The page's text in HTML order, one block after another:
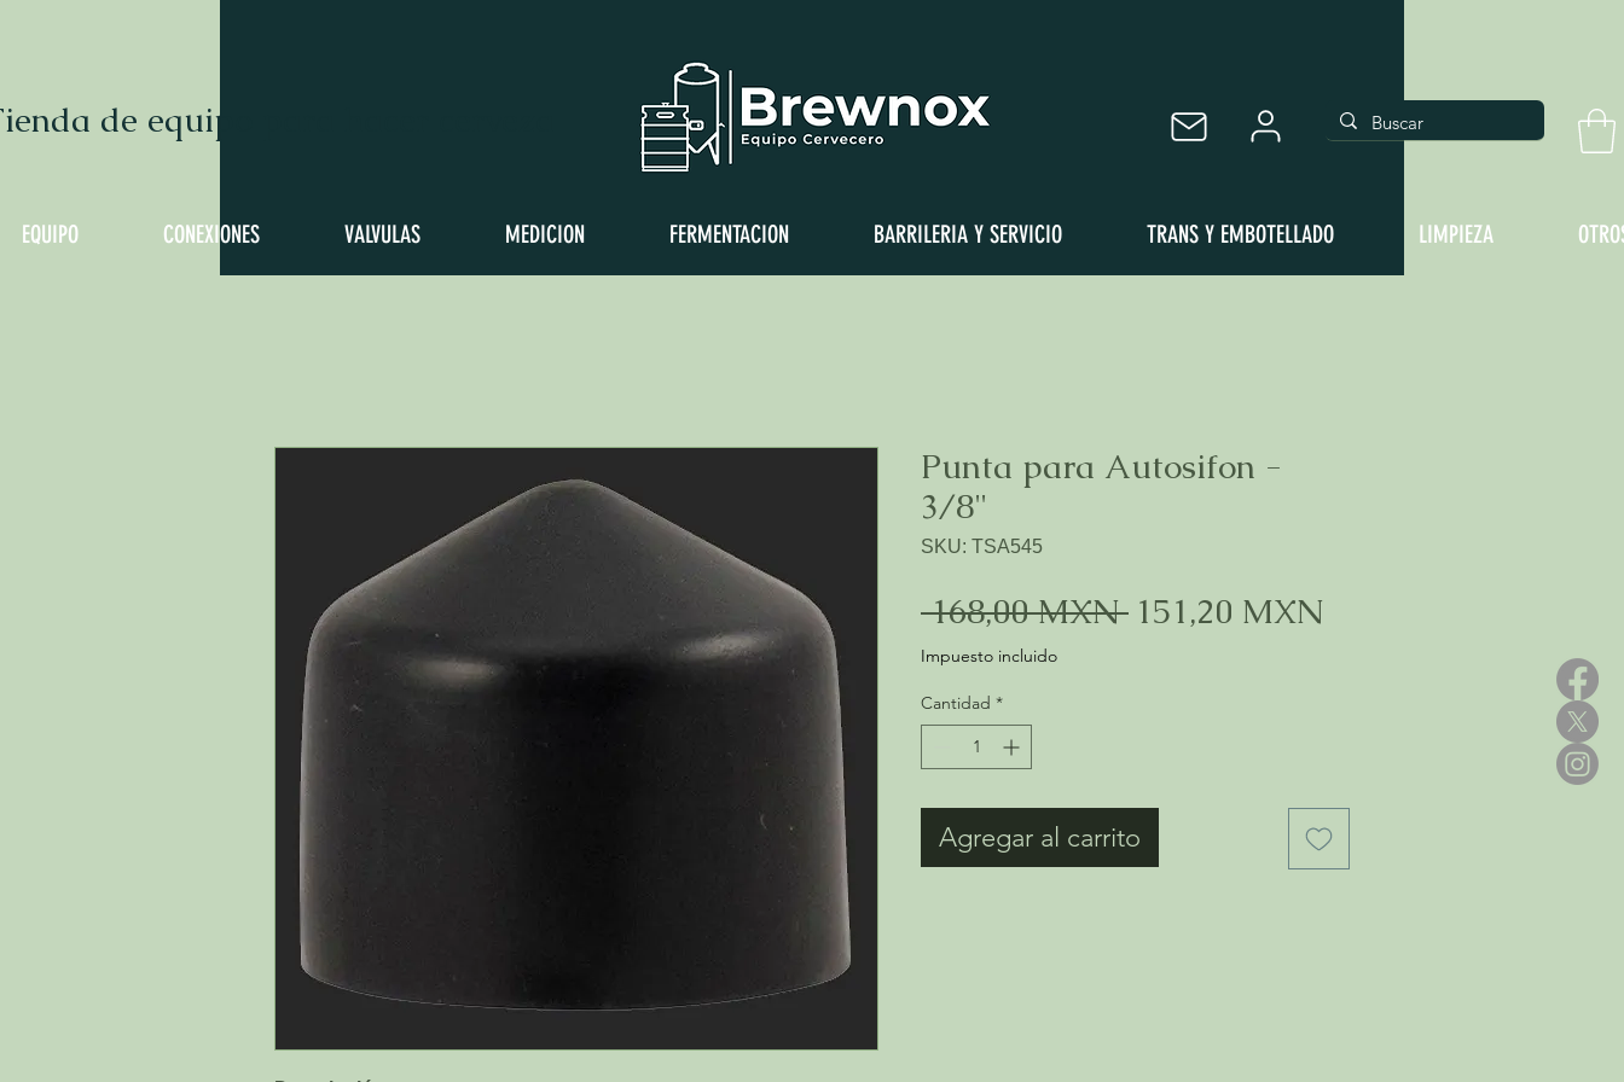
de equipo para hacer cerveza
EQUIPO CONEXIONES VALVULAS MEDICION FERMENTACION BARRILERIA Y SERVICIO TRANS Y EMBOTELLADO LIMPIEZA
Punta para Autosifon -
3/8"
SKU: TSA545
168,00 MXN Precio
151,20 MXN
Impuesto incluido
Cantidad *
Agregar al carrito